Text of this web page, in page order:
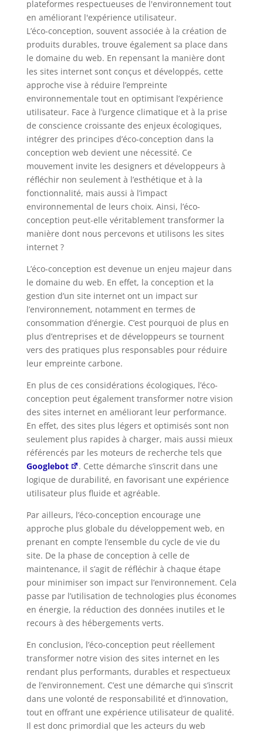
L’éco-conception, souvent associée à la création de
produits durables, trouve également sa place dans
le domaine du web. En repensant la manière dont
les sites internet sont conçus et développés, cette
approche vise à réduire l’empreinte
environnementale tout en optimisant l’expérience
utilisateur. Face à l’urgence climatique et à la prise
de conscience croissante des enjeux écologiques,
intégrer des principes d’éco-conception dans la
conception web devient une nécessité. Ce
mouvement invite les designers et développeurs à
réfléchir non seulement à l’esthétique et à la
fonctionnalité, mais aussi à l’impact
environnemental de leurs choix. Ainsi, l’éco-
conception peut-elle véritablement transformer la
manière dont nous percevons et utilisons les sites
internet ?
L’éco-conception est devenue un enjeu majeur dans
le domaine du web. En effet, la conception et la
gestion d’un site internet ont un impact sur
l’environnement, notamment en termes de
consommation d’énergie. C’est pourquoi de plus en
plus d’entreprises et de développeurs se tournent
vers des pratiques plus responsables pour réduire
leur empreinte carbone.
En plus de ces considérations écologiques, l’éco-
conception peut également transformer notre vision
des sites internet en améliorant leur performance.
En effet, des sites plus légers et optimisés sont non
seulement plus rapides à charger, mais aussi mieux
référencés par les moteurs de recherche tels que
Googlebot
. Cette démarche s’inscrit dans une
logique de durabilité, en favorisant une expérience
utilisateur plus fluide et agréable.
Par ailleurs, l’éco-conception encourage une
approche plus globale du développement web, en
prenant en compte l’ensemble du cycle de vie du
site. De la phase de conception à celle de
maintenance, il s’agit de réfléchir à chaque étape
pour minimiser son impact sur l’environnement. Cela
passe par l’utilisation de technologies plus économes
en énergie, la réduction des données inutiles et le
recours à des hébergements verts.
En conclusion, l’éco-conception peut réellement
transformer notre vision des sites internet en les
rendant plus performants, durables et respectueux
de l’environnement. C’est une démarche qui s’inscrit
dans une volonté de responsabilité et d’innovation,
tout en offrant une expérience utilisateur de qualité.
Il est donc primordial que les acteurs du web